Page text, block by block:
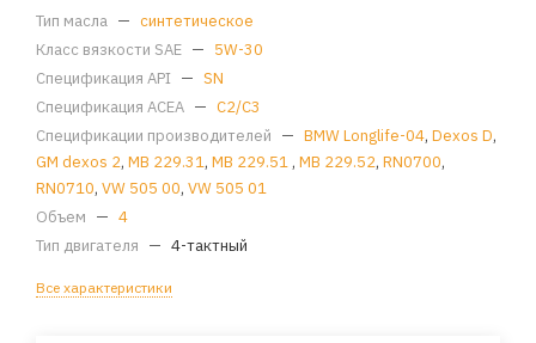
Тип масла — синтетическое
Класс вязкости SAE — 5W-30
Спецификация API — SN
Спецификация ACEA — С2/C3
Спецификации производителей — BMW Longlife-04, Dexos D,
GM dexos 2, MB 229.31, MB 229.51, MB 229.52, RN0700,
RN0710, VW 505 00, VW 505 01
Объем — 4
Тип двигателя — 4-тактный
Все характеристики